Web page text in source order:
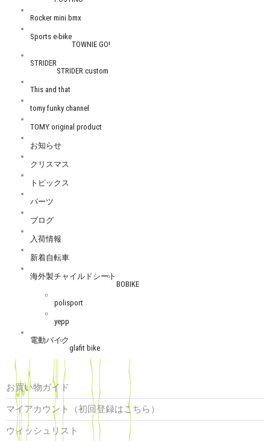
Rocker mini bmx
Sports e-bike
TOWNIE GO!
STRIDER
STRIDER custom
This and that
tomy funky channel
TOMY original product
お知らせ
クリスマス
トピックス
パーツ
ブログ
入荷情報
新着自転車
海外製チャイルドシート
BOBIKE
polisport
yepp
電動バイク
glafit bike
お買い物ガイド
マイアカウント（初回登録はこちら）
ウィッシュリスト